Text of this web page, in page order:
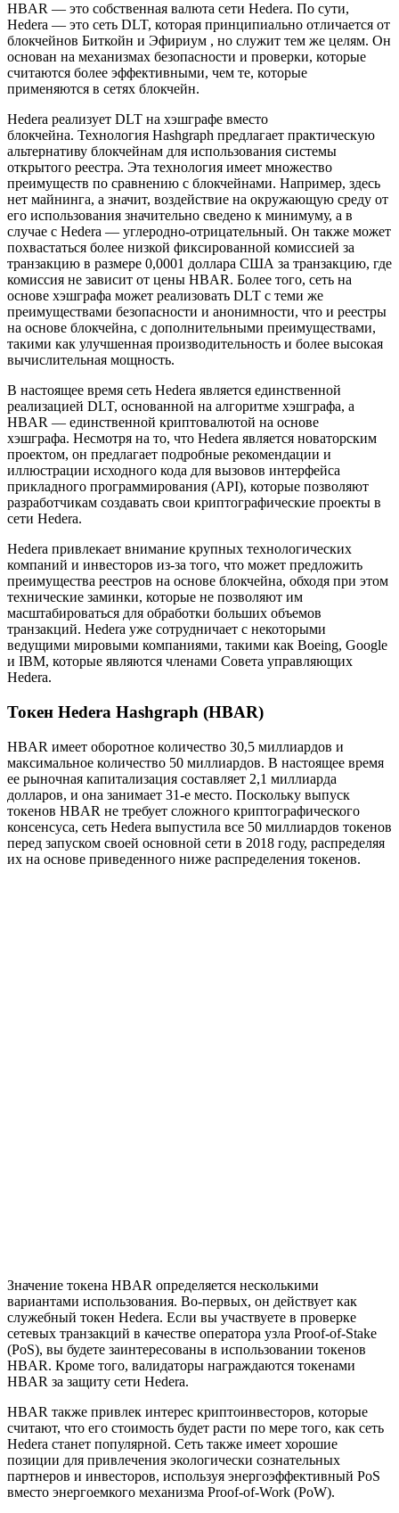
HBAR — это собственная валюта сети Hedera. По сути,
Hedera — это сеть DLT, которая принципиально отличается от
блокчейнов Биткойн и Эфириум , но служит тем же целям. Он
основан на механизмах безопасности и проверки, которые
считаются более эффективными, чем те, которые
применяются в сетях блокчейн.
Hedera реализует DLT на хэшграфе вместо
блокчейна. Технология Hashgraph предлагает практическую
альтернативу блокчейнам для использования системы
открытого реестра. Эта технология имеет множество
преимуществ по сравнению с блокчейнами. Например, здесь
нет майнинга, а значит, воздействие на окружающую среду от
его использования значительно сведено к минимуму, а в
случае с Hedera — углеродно-отрицательный. Он также может
похвастаться более низкой фиксированной комиссией за
транзакцию в размере 0,0001 доллара США за транзакцию, где
комиссия не зависит от цены HBAR. Более того, сеть на
основе хэшграфа может реализовать DLT с теми же
преимуществами безопасности и анонимности, что и реестры
на основе блокчейна, с дополнительными преимуществами,
такими как улучшенная производительность и более высокая
вычислительная мощность.
В настоящее время сеть Hedera является единственной
реализацией DLT, основанной на алгоритме хэшграфа, а
HBAR — единственной криптовалютой на основе
хэшграфа. Несмотря на то, что Hedera является новаторским
проектом, он предлагает подробные рекомендации и
иллюстрации исходного кода для вызовов интерфейса
прикладного программирования (API), которые позволяют
разработчикам создавать свои криптографические проекты в
сети Hedera.
Hedera привлекает внимание крупных технологических
компаний и инвесторов из-за того, что может предложить
преимущества реестров на основе блокчейна, обходя при этом
технические заминки, которые не позволяют им
масштабироваться для обработки больших объемов
транзакций. Hedera уже сотрудничает с некоторыми
ведущими мировыми компаниями, такими как Boeing, Google
и IBM, которые являются членами Совета управляющих
Hedera.
Токен Hedera Hashgraph (HBAR)
HBAR имеет оборотное количество 30,5 миллиардов и
максимальное количество 50 миллиардов. В настоящее время
ее рыночная капитализация составляет 2,1 миллиарда
долларов, и она занимает 31-е место. Поскольку выпуск
токенов HBAR не требует сложного криптографического
консенсуса, сеть Hedera выпустила все 50 миллиардов токенов
перед запуском своей основной сети в 2018 году, распределяя
их на основе приведенного ниже распределения токенов.
Значение токена HBAR определяется несколькими
вариантами использования. Во-первых, он действует как
служебный токен Hedera. Если вы участвуете в проверке
сетевых транзакций в качестве оператора узла Proof-of-Stake
(PoS), вы будете заинтересованы в использовании токенов
HBAR. Кроме того, валидаторы награждаются токенами
HBAR за защиту сети Hedera.
HBAR также привлек интерес криптоинвесторов, которые
считают, что его стоимость будет расти по мере того, как сеть
Hedera станет популярной. Сеть также имеет хорошие
позиции для привлечения экологически сознательных
партнеров и инвесторов, используя энергоэффективный PoS
вместо энергоемкого механизма Proof-of-Work (PoW).